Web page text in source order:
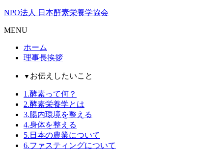
NPO法人 日本酵素栄養学協会
MENU
ホーム
理事長挨拶
▼ お伝えしたいこと
1.酵素って何？
2.酵素栄養学とは
3.腸内環境を整える
4.身体を整える
5.日本の農業について
6.ファスティングについて